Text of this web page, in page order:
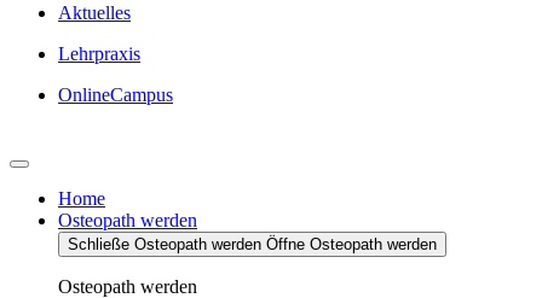
Aktuelles
Lehrpraxis
OnlineCampus
Home
Osteopath werden
Schließe Osteopath werden Öffne Osteopath werden
Osteopath werden